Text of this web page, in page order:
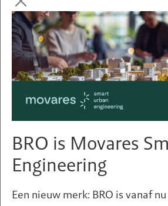
Ruimtelijke visie
Tetslaan in Zeist
BRO is Movares
Engineering
Een nieuw merk: BRO is vanaf